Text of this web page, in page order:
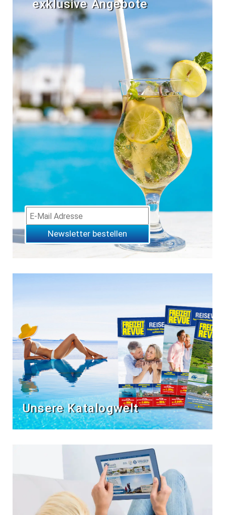
exklusive Angebote
Newsletter bestellen
Unsere Katalogwelt